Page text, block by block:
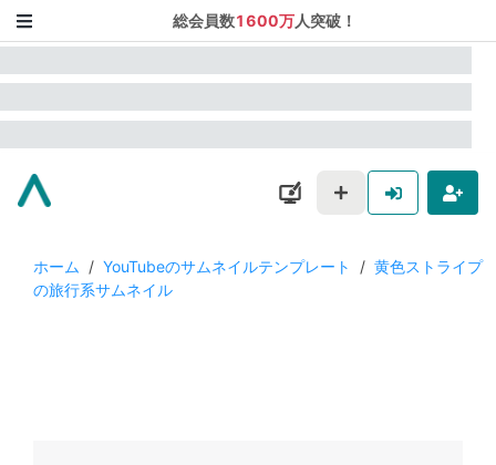
総会員数1600万人突破！
ホーム / YouTubeのサムネイルテンプレート / 黄色ストライプ
の旅行系サムネイル